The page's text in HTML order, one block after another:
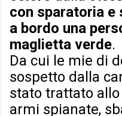
con sparatoria e
a bordo una
maglietta verde.
Da cui le mie di
sospetto dalla
stato trattato
armi spianate,